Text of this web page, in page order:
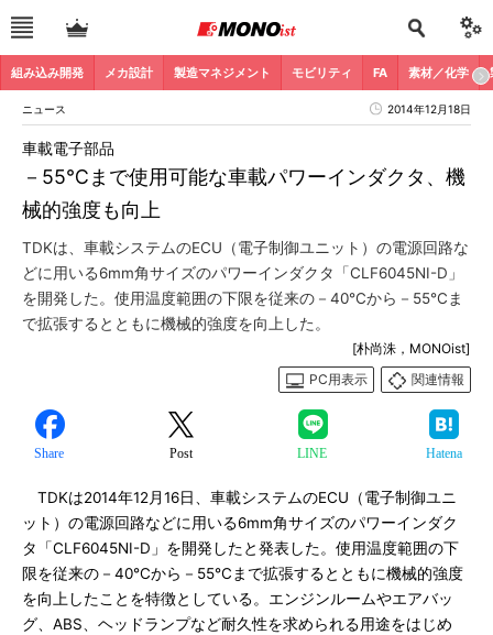
組み込み開発 メカ設計 製造マネジメント モビリティ FA 素材／化学
ニュース 2014年12月18日
－55℃まで使用可能な車載パワーインダクタ、機
械的強度も向上
車載電子部品
TDKは、車載システムのECU（電子制御ユニット）の電源回路な
どに用いる6mm角サイズのパワーインダクタ「CLF6045NI-D」
を開発した。使用温度範囲の下限を従来の－40℃から－55℃ま
で拡張するとともに機械的強度を向上した。
[朴尚洙，MONOist]
PC用表示
関連情報
Share Post LINE Hatena
TDKは2014年12月16日、車載システムのECU（電子制御ユニ
ット）の電源回路などに用いる6mm角サイズのパワーインダク
タ「CLF6045NI-D」を開発したと発表した。使用温度範囲の下
限を従来の－40℃から－55℃まで拡張するとともに機械的強度
を向上したことを特徴としている。エンジンルームやエアバッ
グ、ABS、ヘッドランプなど耐久性を求められる用途をはじめ